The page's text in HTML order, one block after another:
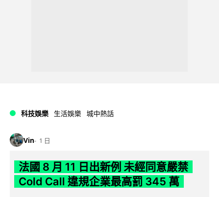
科技娛樂 生活娛樂 城中熱話
Vin 1 日
法國 8 月 11 日出新例 未經同意嚴禁
Cold Call 違規企業最高罰 345 萬